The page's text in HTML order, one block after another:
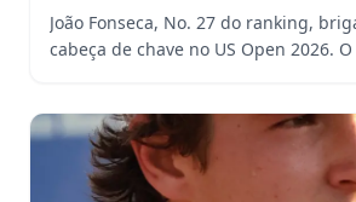
João Fonseca, No. 27 do ranking,
cabeça de chave no US Open 2026.